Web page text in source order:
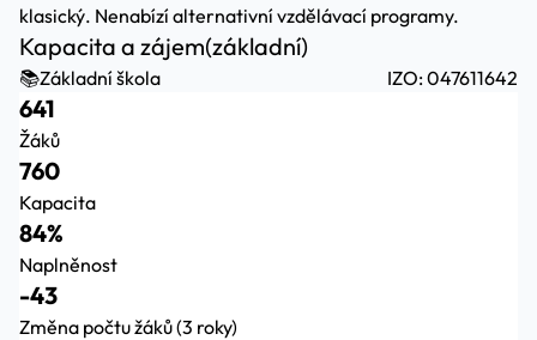
klasický. Nenabízí alternativní vzdělávací programy.
Kapacita a zájem(základní)
📚Základní škola IZO: 047611642
641
Žáků
760
Kapacita
84%
Naplněnost
-43
Změna počtu žáků (3 roky)